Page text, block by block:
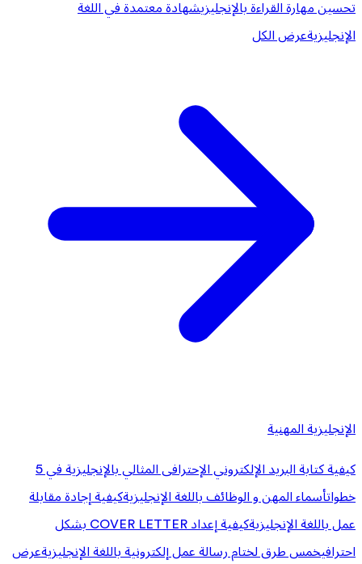
تحسين مهارة القراءة بالإنجليزيشهادة معتمدة في اللغة
الإنجليزيةعرض الكل
الإنجليزية المهنية
كيفية كتابة البريد الإلكتروني الإحترافى المثالي بالإنجليزية في 5
خطواتأسماء المهن و الوظائف باللغة الإنجليزيةكيفية إجادة مقابلة
عمل باللغة الإنجليزية
كيفية إعداد COVER LETTER بشكل
احترافيخمس طرق لختام رسالة عمل إلكترونية باللغة الإنجليزيةعرض